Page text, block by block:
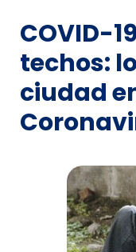
COVID-
techos:
ciudad